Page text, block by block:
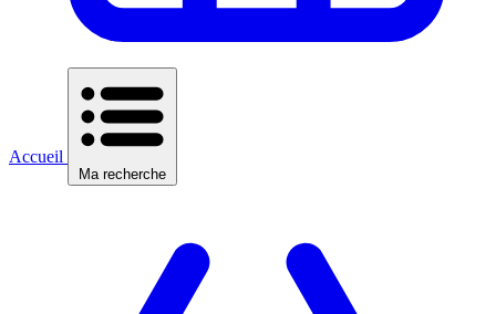
Accueil
Ma recherche